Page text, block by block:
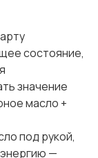
состояние,
значение
масло +
под рукой,
—